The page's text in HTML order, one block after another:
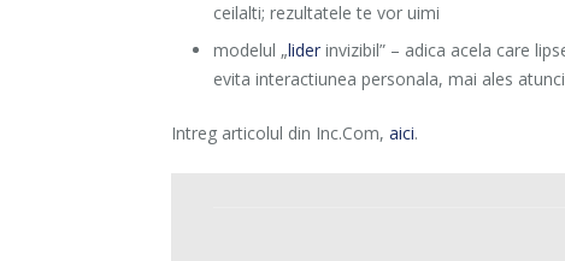
ceilalti; rezultatele te vor uimi
modelul „lider invizibil” – adica acela care
evita interactiunea personala, mai ales
Intreg articolul din Inc.Com, aici.